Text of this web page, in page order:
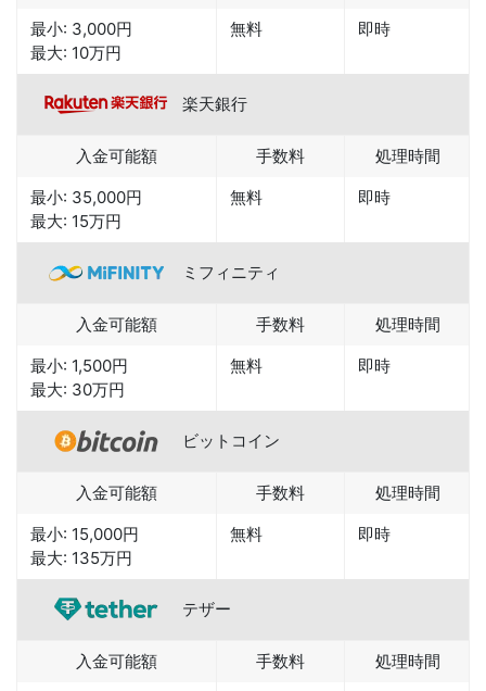
最小: 3,000円
最大: 10万円
無料
即時
楽天銀行
入金可能額
最小: 35,000円
最大: 15万円
手数料
無料
処理時間
即時
ミフィニティ
入金可能額
最小: 1,500円
最大: 30万円
手数料
無料
処理時間
即時
ビットコイン
入金可能額
最小: 15,000円
最大: 135万円
手数料
無料
処理時間
即時
テザー
入金可能額
手数料
処理時間